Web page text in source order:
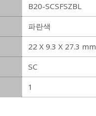
B20-SCSFSZBL
파란색
22 X 9.3 X 27.3 mm
SC
1